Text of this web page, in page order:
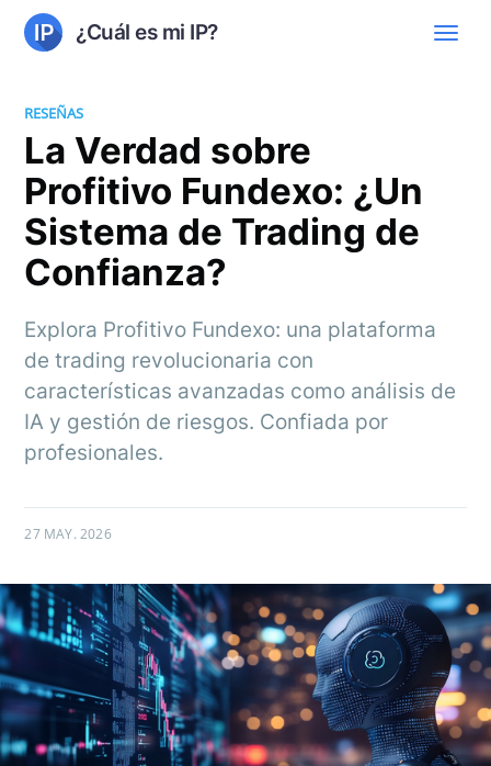
¿Cuál es mi IP?
RESEÑAS
La Verdad sobre
Profitivo Fundexo: ¿Un
Sistema de Trading de
Confianza?
Explora Profitivo Fundexo: una plataforma
de trading revolucionaria con
características avanzadas como análisis de
IA y gestión de riesgos. Confiada por
profesionales.
27 MAY. 2026